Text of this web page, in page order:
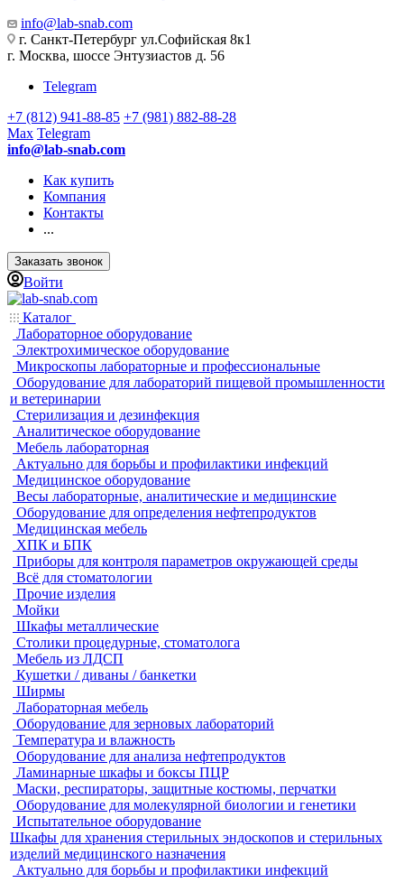
info@lab-snab.com
г. Санкт-Петербург ул.Софийская 8к1
г. Москва, шоссе Энтузиастов д. 56
Telegram
+7 (812) 941-88-85 +7 (981) 882-88-28
Max Telegram
info@lab-snab.com
Как купить
Компания
Контакты
...
Заказать звонок
Войти
Каталог
Лабораторное оборудование
Электрохимическое оборудование
Микроскопы лабораторные и профессиональные
Оборудование для лабораторий пищевой промышленности
и ветеринарии
Стерилизация и дезинфекция
Аналитическое оборудование
Мебель лабораторная
Актуально для борьбы и профилактики инфекций
Медицинское оборудование
Весы лабораторные, аналитические и медицинские
Оборудование для определения нефтепродуктов
Медицинская мебель
ХПК и БПК
Приборы для контроля параметров окружающей среды
Всё для стоматологии
Прочие изделия
Мойки
Шкафы металлические
Столики процедурные, стоматолога
Мебель из ЛДСП
Кушетки / диваны / банкетки
Ширмы
Лабораторная мебель
Оборудование для зерновых лабораторий
Температура и влажность
Оборудование для анализа нефтепродуктов
Ламинарные шкафы и боксы ПЦР
Маски, респираторы, защитные костюмы, перчатки
Оборудование для молекулярной биологии и генетики
Испытательное оборудование
Шкафы для хранения стерильных эндоскопов и стерильных
изделий медицинского назначения
Актуально для борьбы и профилактики инфекций